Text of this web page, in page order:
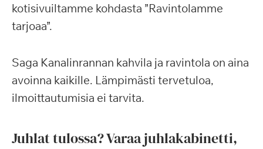
kotisivuiltamme kohdasta ”Ravintolamme
tarjoaa”.
Saga Kanalinrannan kahvila ja ravintola on aina
avoinna kaikille. Lämpimästi tervetuloa,
ilmoittautumisia ei tarvita.
Juhlat tulossa? Varaa juhlakabinetti,